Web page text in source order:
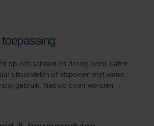
op een schoon en droog been. Laten
uitborstelen of afspoelen met water.
gebruik. Niet op open wonden